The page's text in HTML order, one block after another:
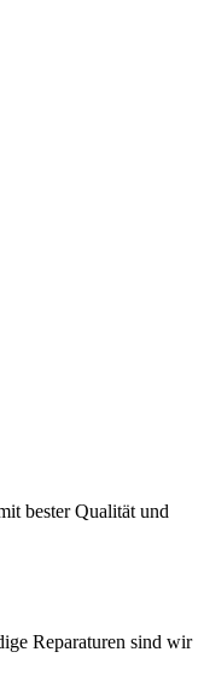
bester Qualität und
Reparaturen sind wir